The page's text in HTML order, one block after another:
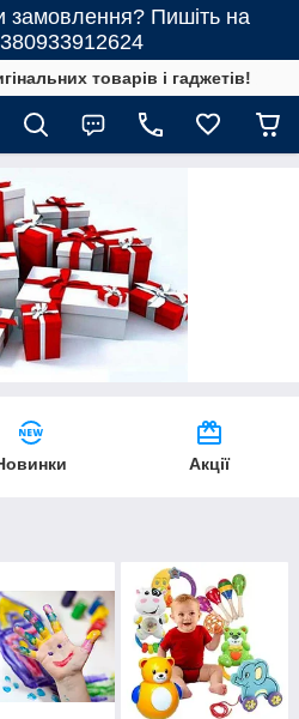
Пишіть на
товарів і гаджетів!
Акції